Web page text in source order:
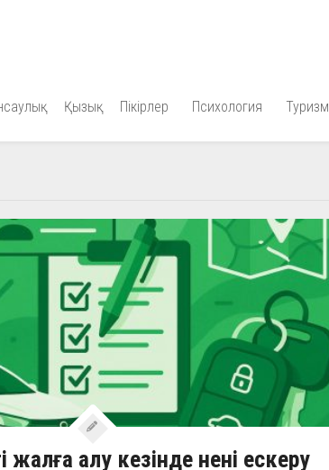
Қызық Пікірлер Психология Туризм
жалға алу кезінде нені ескеру